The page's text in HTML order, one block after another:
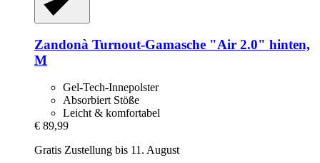
Zandonà Turnout-​Gamasche "Air 2.0" hinten,
M
Gel-Tech-Innepolster
Absorbiert Stöße
Leicht & komfortabel
€ 89,99
Gratis Zustellung bis 11. August